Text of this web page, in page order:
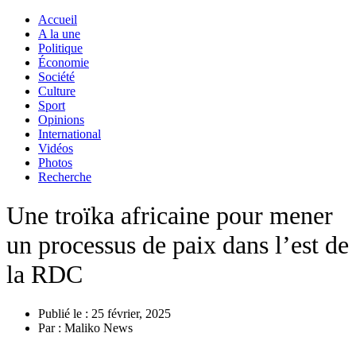
Accueil
A la une
Politique
Économie
Société
Culture
Sport
Opinions
International
Vidéos
Photos
Recherche
Une troïka africaine pour mener
un processus de paix dans l’est de
la RDC
Publié le : 25 février, 2025
Par : Maliko News